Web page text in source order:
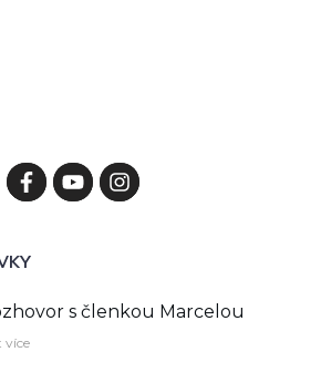
s členkou Marcelou
více